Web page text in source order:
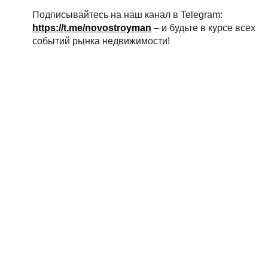
Подписывайтесь на наш канал в Telegram:
https://t.me/novostroyman – и будьте в курсе всех
событий рынка недвижимости!